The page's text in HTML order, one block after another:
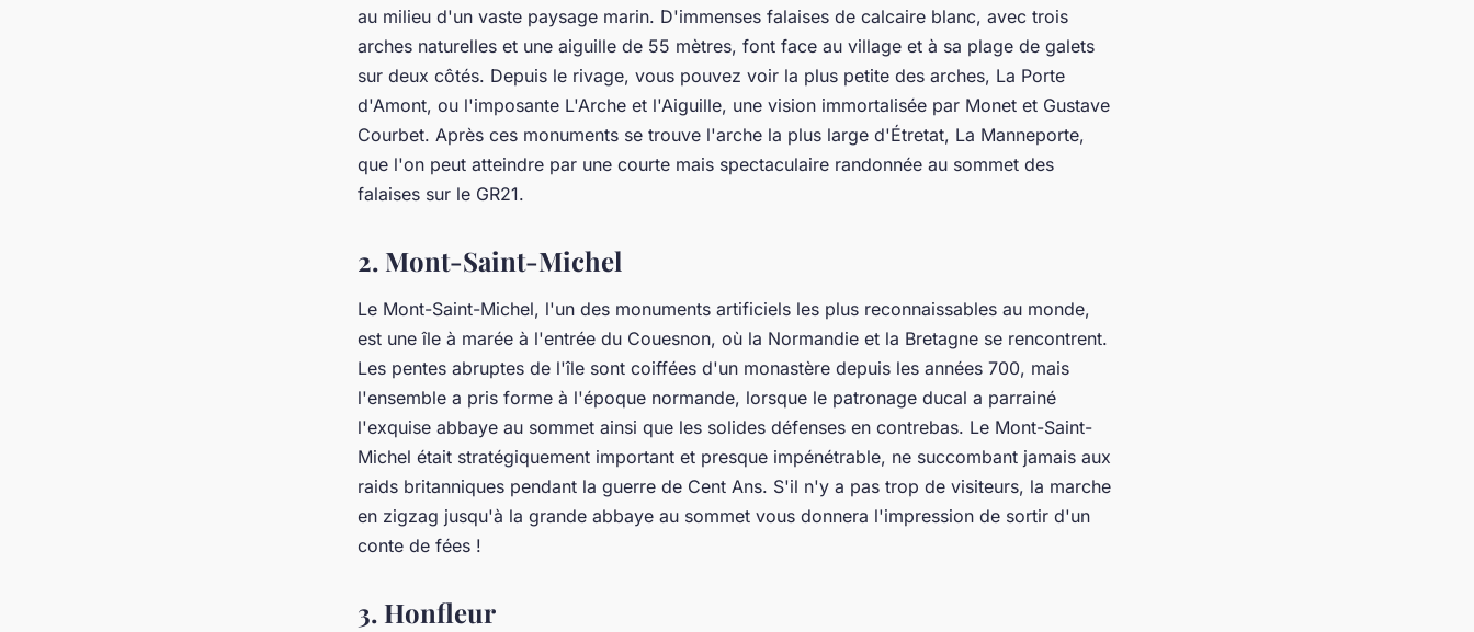
au milieu d'un vaste paysage marin. D'immenses falaises de calcaire blanc, avec trois
arches naturelles et une aiguille de 55 mètres, font face au village et à sa plage de galets
sur deux côtés. Depuis le rivage, vous pouvez voir la plus petite des arches, La Porte
d'Amont, ou l'imposante L'Arche et l'Aiguille, une vision immortalisée par Monet et Gustave
Courbet. Après ces monuments se trouve l'arche la plus large d'Étretat, La Manneporte,
que l'on peut atteindre par une courte mais spectaculaire randonnée au sommet des
falaises sur le GR21.
2. Mont-Saint-Michel
Le Mont-Saint-Michel, l'un des monuments artificiels les plus reconnaissables au monde,
est une île à marée à l'entrée du Couesnon, où la Normandie et la Bretagne se rencontrent.
Les pentes abruptes de l'île sont coiffées d'un monastère depuis les années 700, mais
l'ensemble a pris forme à l'époque normande, lorsque le patronage ducal a parrainé
l'exquise abbaye au sommet ainsi que les solides défenses en contrebas. Le Mont-Saint-
Michel était stratégiquement important et presque impénétrable, ne succombant jamais aux
raids britanniques pendant la guerre de Cent Ans. S'il n'y a pas trop de visiteurs, la marche
en zigzag jusqu'à la grande abbaye au sommet vous donnera l'impression de sortir d'un
conte de fées !
3. Honfleur